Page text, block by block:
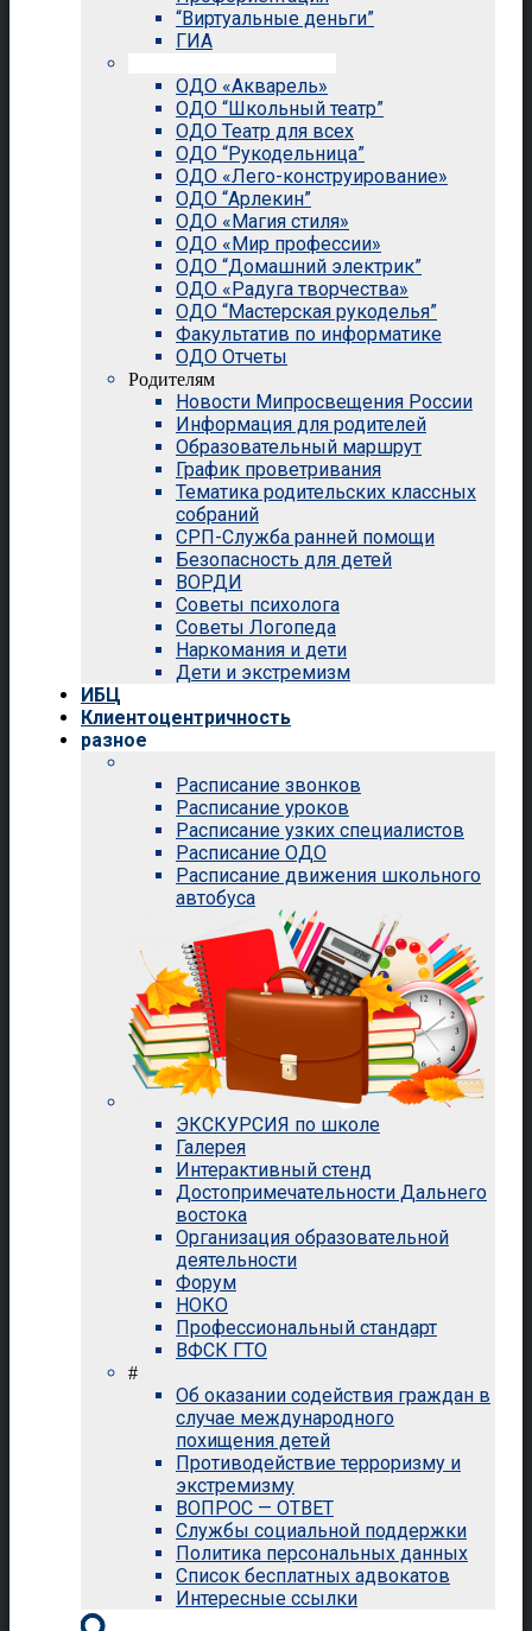
“Виртуальные деньги”
ГИА
ОДО «Акварель»
ОДО “Школьный театр”
ОДО Театр для всех
ОДО “Рукодельница”
ОДО «Лего-конструирование»
ОДО “Арлекин”
ОДО «Магия стиля»
ОДО «Мир профессии»
ОДО “Домашний электрик”
ОДО «Радуга творчества»
ОДО “Мастерская рукоделья”
Факультатив по информатике
ОДО Отчеты
Родителям
Новости Мипросвещения России
Информация для родителей
Образовательный маршрут
График проветривания
Тематика родительских классных
собраний
СРП-Служба ранней помощи
Безопасность для детей
ВОРДИ
Советы психолога
Советы Логопеда
Наркомания и дети
Дети и экстремизм
ИБЦ
Клиентоцентричность
разное
Расписание звонков
Расписание уроков
Расписание узких специалистов
Расписание ОДО
Расписание движения школьного
автобуса
ЭКСКУРСИЯ по школе
Галерея
Интерактивный стенд
Достопримечательности Дальнего
востока
Организация образовательной
деятельности
Форум
НОКО
Профессиональный стандарт
ВФСК ГТО
#
Об оказании содействия граждан в
случае международного
похищения детей
Противодействие терроризму и
экстремизму
ВОПРОС — ОТВЕТ
Службы социальной поддержки
Политика персональных данных
Список бесплатных адвокатов
Интересные ссылки